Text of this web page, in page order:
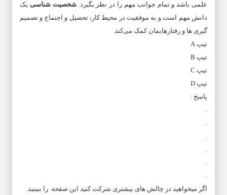
علمی باشد و تمام جوانب مهم را در نظر بگیرد.شخصیت شناسی یک
دانش مهم است و به موفقیت در محیط کار، تحصیل و اجتماع و تصمیم
گیری ها و رفتارهایمان کمک می‌کند.
تیپ A
تیپ B
تیپ C
تیپ D
پاسخ :
.
.
.
.
.
.
اگر میخواهید در چالش های بیشتری شرکت کنید این صفحه را ببینید.